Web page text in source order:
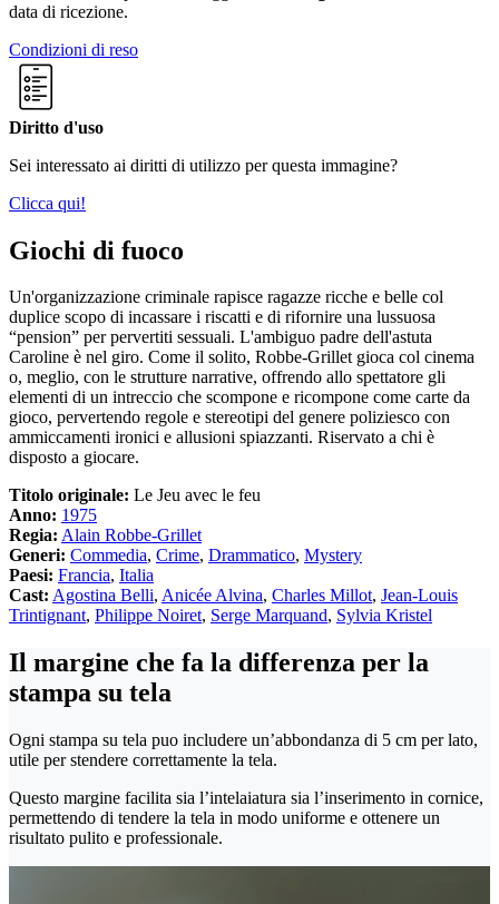
data di ricezione.
Condizioni di reso
Diritto d'uso
Sei interessato ai diritti di utilizzo per questa immagine?
Clicca qui!
Giochi di fuoco
Un'organizzazione criminale rapisce ragazze ricche e belle col
duplice scopo di incassare i riscatti e di rifornire una lussuosa
“pension” per pervertiti sessuali. L'ambiguo padre dell'astuta
Caroline è nel giro. Come il solito, Robbe-Grillet gioca col cinema
o, meglio, con le strutture narrative, offrendo allo spettatore gli
elementi di un intreccio che scompone e ricompone come carte da
gioco, pervertendo regole e stereotipi del genere poliziesco con
ammiccamenti ironici e allusioni spiazzanti. Riservato a chi è
disposto a giocare.
Titolo originale: Le Jeu avec le feu
Anno: 1975
Regia: Alain Robbe-Grillet
Generi: Commedia, Crime, Drammatico, Mystery
Paesi: Francia, Italia
Cast: Agostina Belli, Anicée Alvina, Charles Millot, Jean-Louis
Trintignant, Philippe Noiret, Serge Marquand, Sylvia Kristel
Il margine che fa la differenza per la
stampa su tela
Ogni stampa su tela puo includere un’abbondanza di 5 cm per lato,
utile per stendere correttamente la tela.
Questo margine facilita sia l’intelaiatura sia l’inserimento in cornice,
permettendo di tendere la tela in modo uniforme e ottenere un
risultato pulito e professionale.